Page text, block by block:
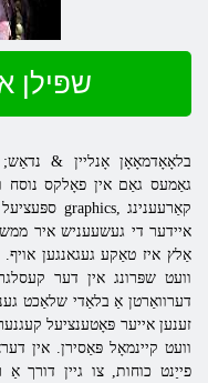
שפּילן
בלאָאָדמאָאָן אָנליין &
איידער די געשעעניש איר ממש
אַלץ איז טאַקע געגאנגען
וועט שפּרונג אין דער
דערוואַרטן אַ בלאַדי שלאַכט
זענען אייער פּאָטענציעל
וועט קיינמאָל פּאַסירן. אין
פייַנט כוחות, צו גיין דורך